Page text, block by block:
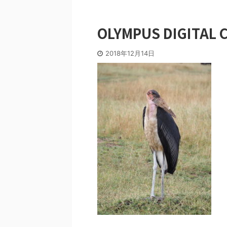
OLYMPUS DIGITAL
2018年12月14日